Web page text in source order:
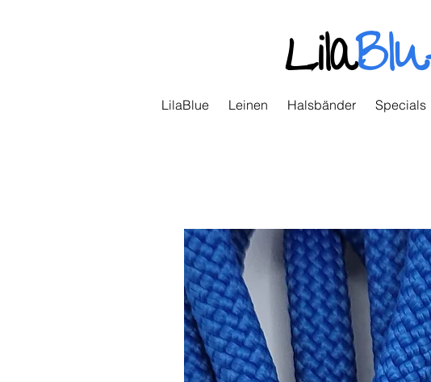
Lila
LilaBlue Leinen Halsbänder Specials